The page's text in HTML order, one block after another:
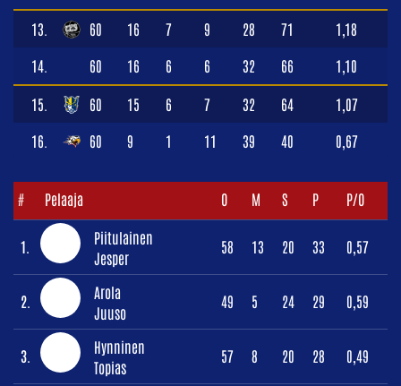
13. 60 16 7 9 28 71 1,18
14. 60 16 6 6 32 66 1,10
15. 60 15 6 7 32 64 1,07
16. 60 9 1 11 39 40 0,67
# Pelaaja O M S P P/O
1.
Piitulainen
Jesper
58 13 20 33 0,57
2.
Arola
Juuso
49 5 24 29 0,59
3.
Hynninen
Topias
57 8 20 28 0,49